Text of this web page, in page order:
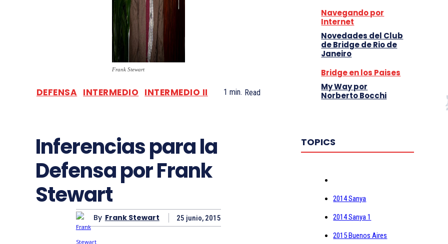
Frank Stewart
DEFENSA INTERMEDIO INTERMEDIO II 1 min. Read
Inferencias para la
Defensa por Frank
Stewart
By Frank Stewart 25 junio, 2015
Navegando por
Internet
Novedades del Club
de Bridge de Rio de
Janeiro
Bridge en los Paises
My Way por
Norberto Bocchi
TOPICS
2014 Sanya
2014 Sanya 1
2015 Buenos Aires